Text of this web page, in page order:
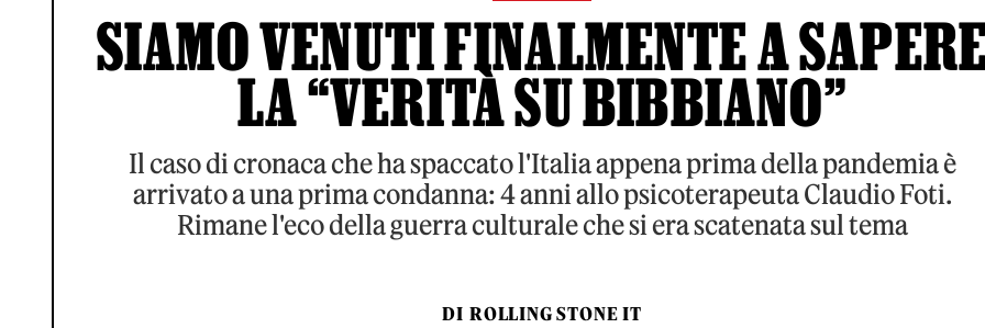
SIAMO VENUTI FINALMENTE A
LA “VERITÀ SU BIBBIANO”
Il caso di cronaca che ha spaccato l'Italia appena prima della pandemia è
arrivato a una prima condanna: 4 anni allo psicoterapeuta Claudio Foti.
Rimane l'eco della guerra culturale che si era scatenata sul tema
DI ROLLING STONE IT